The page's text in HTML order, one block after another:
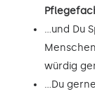
…und Du
würdig
…Du